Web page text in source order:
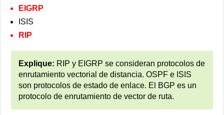
EIGRP
ISIS
RIP
Explique: RIP y EIGRP se consideran protocolos de
enrutamiento vectorial de distancia. OSPF e ISIS
son protocolos de estado de enlace. El BGP es un
protocolo de enrutamiento de vector de ruta.